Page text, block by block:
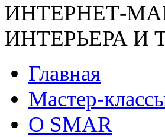
ИНТЕРНЕТ-
ИНТЕРЬЕРА И
Главная
Мастер-
О SMAR